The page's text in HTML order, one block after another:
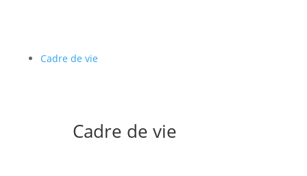
Cadre de vie
Cadre de vie